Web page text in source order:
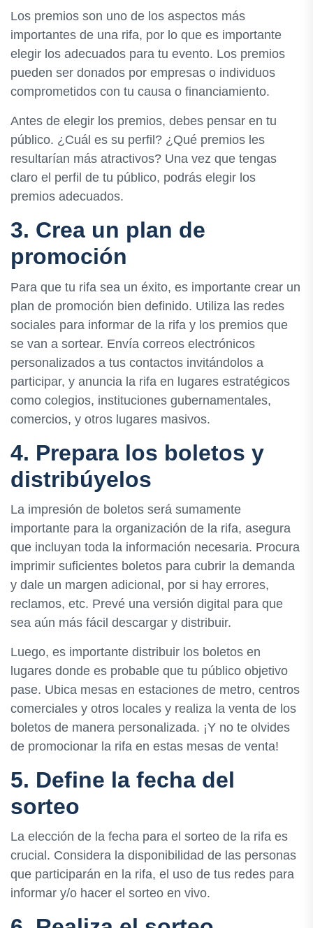
Los premios son uno de los aspectos más
importantes de una rifa, por lo que es importante
elegir los adecuados para tu evento. Los premios
pueden ser donados por empresas o individuos
comprometidos con tu causa o financiamiento.
Antes de elegir los premios, debes pensar en tu
público. ¿Cuál es su perfil? ¿Qué premios les
resultarían más atractivos? Una vez que tengas
claro el perfil de tu público, podrás elegir los
premios adecuados.
3. Crea un plan de
promoción
Para que tu rifa sea un éxito, es importante crear un
plan de promoción bien definido. Utiliza las redes
sociales para informar de la rifa y los premios que
se van a sortear. Envía correos electrónicos
personalizados a tus contactos invitándolos a
participar, y anuncia la rifa en lugares estratégicos
como colegios, instituciones gubernamentales,
comercios, y otros lugares masivos.
4. Prepara los boletos y
distribúyelos
La impresión de boletos será sumamente
importante para la organización de la rifa, asegura
que incluyan toda la información necesaria. Procura
imprimir suficientes boletos para cubrir la demanda
y dale un margen adicional, por si hay errores,
reclamos, etc. Prevé una versión digital para que
sea aún más fácil descargar y distribuir.
Luego, es importante distribuir los boletos en
lugares donde es probable que tu público objetivo
pase. Ubica mesas en estaciones de metro, centros
comerciales y otros locales y realiza la venta de los
boletos de manera personalizada. ¡Y no te olvides
de promocionar la rifa en estas mesas de venta!
5. Define la fecha del
sorteo
La elección de la fecha para el sorteo de la rifa es
crucial. Considera la disponibilidad de las personas
que participarán en la rifa, el uso de tus redes para
informar y/o hacer el sorteo en vivo.